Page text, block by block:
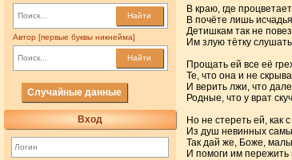
Найти
Автор [первые буквы никнейма]
Найти
Случайные данные
Вход
В краю, где
В почёте лишь
Детишкам так не
Им злую тётку
Прощать ей все её
Те, что она и не
И верить лжи, что
Родные, что у врат
Но не стереть ей, как с
Из душ невинных
Так дай же, Боже,
И помоги им пережить